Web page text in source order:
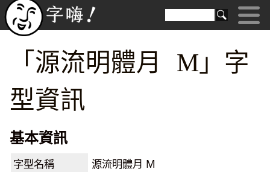
「源流明體月 M」字
型資訊
基本資訊
字型名稱
源流明體月 M